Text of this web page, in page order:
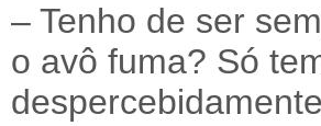
– Tenho de ser
o avô fuma? Só